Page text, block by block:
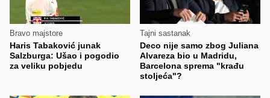
Bravo majstore
Haris Tabaković junak
Salzburga: Ušao i pogodio
za veliku pobjedu
Tajni sastanak
Deco nije samo zbog Juliana
Alvareza bio u Madridu,
Barcelona sprema "krađu
stoljeća"?